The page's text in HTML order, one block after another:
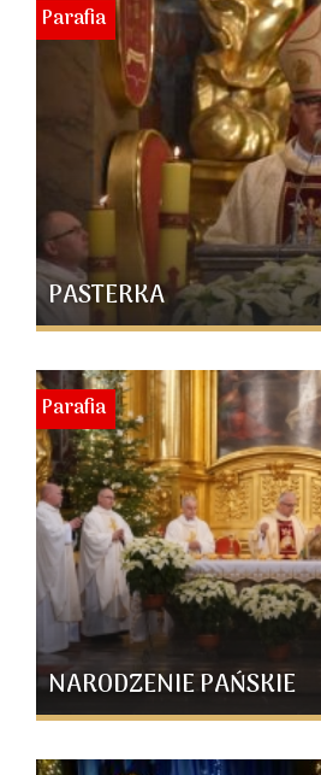
PASTERKA
Parafia
NARODZENIE PAŃSKIE
Parafia